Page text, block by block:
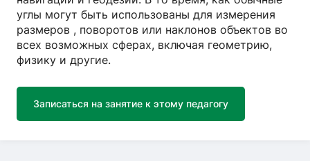
углы могут быть использованы для измерения
размеров , поворотов или наклонов объектов во
всех возможных сферах, включая геометрию,
физику и другие.
Записаться на занятие к этому педагогу